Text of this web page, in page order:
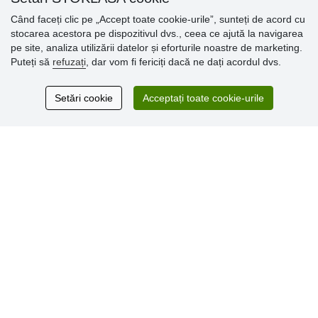
Opinii
clienți
Excellent service
Thank you.
Când faceți clic pe „Accept toate cookie-urile”, sunteți de acord cu
stocarea acestora pe dispozitivul dvs., ceea ce ajută la navigarea
pe site, analiza utilizării datelor și eforturile noastre de marketing.
Puteți să refuzați , dar vom fi fericiți dacă ne dați acordul dvs.
Setări cookie Acceptați toate cookie-urile